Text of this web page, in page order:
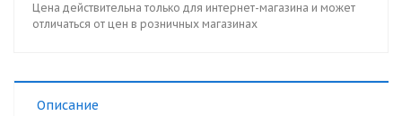
Цена действительна только для интернет-магазина и может
отличаться от цен в розничных магазинах
Описание